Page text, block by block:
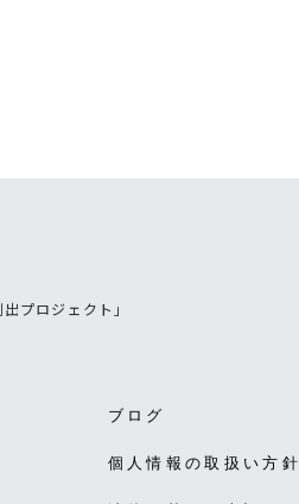
プロジェクト」
ブログ
個人情報の取扱い方針